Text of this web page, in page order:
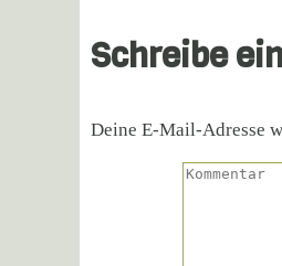
Schreibe
Deine E-Mail-Adresse